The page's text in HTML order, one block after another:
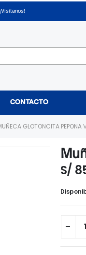
CONTACTO
GLOTONCITA PEPONA
S/